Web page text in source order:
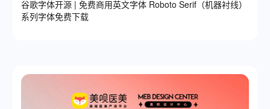
谷歌字体开源 | 免费商用英文字体 Roboto Serif（机器衬线）
系列字体免费下载